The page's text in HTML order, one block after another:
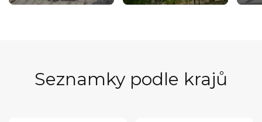
Seznamky podle krajů